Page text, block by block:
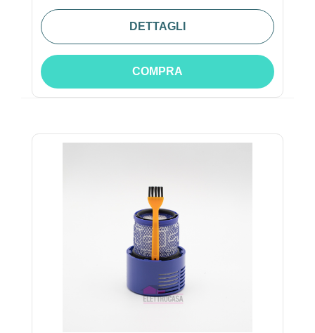
DETTAGLI
COMPRA